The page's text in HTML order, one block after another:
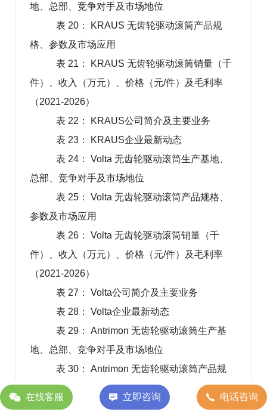
地、总部、竞争对手及市场地位
表 20： KRAUS 无齿轮驱动滚筒产品规
格、参数及市场应用
表 21： KRAUS 无齿轮驱动滚筒销量（千
件）、收入（万元）、价格（元/件）及毛利率
（2021-2026）
表 22： KRAUS公司简介及主要业务
表 23： KRAUS企业最新动态
表 24： Volta 无齿轮驱动滚筒生产基地、
总部、竞争对手及市场地位
表 25： Volta 无齿轮驱动滚筒产品规格、
参数及市场应用
表 26： Volta 无齿轮驱动滚筒销量（千
件）、收入（万元）、价格（元/件）及毛利率
（2021-2026）
表 27： Volta公司简介及主要业务
表 28： Volta企业最新动态
表 29： Antrimon 无齿轮驱动滚筒生产基
地、总部、竞争对手及市场地位
表 30： Antrimon 无齿轮驱动滚筒产品规
格、参数及市场应用
表 31： Antrimon 无齿轮驱动滚筒销量（千
在线客服 立即咨询 电话咨询